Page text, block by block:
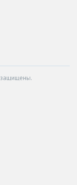
защищены.